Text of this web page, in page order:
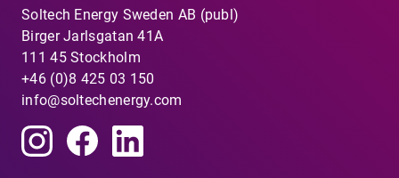
Soltech Energy Sweden AB (publ)
Birger Jarlsgatan 41A
111 45 Stockholm
+46 (0)8 425 03 150
info@soltechenergy.com